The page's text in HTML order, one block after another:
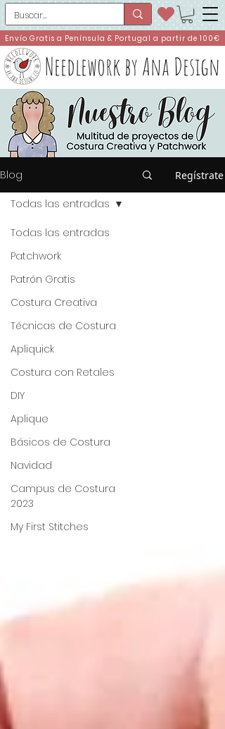
Needlework by Ana Design
Envío Gratis a Península & Portugal a partir de 100€
Blog Regístrate
Todas las entradas
Patchwork
Patrón Gratis
Costura Creativa
Técnicas de Costura
Apliquick
Costura con Retales
DIY
Aplique
Básicos de Costura
Navidad
Campus de Costura
2023
My First Stitches
Todas las entradas